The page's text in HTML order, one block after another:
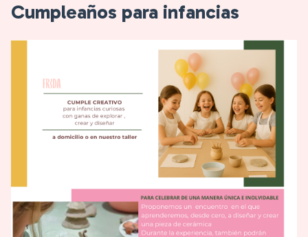
Cumpleaños para infancias